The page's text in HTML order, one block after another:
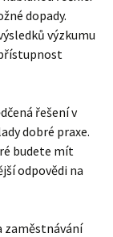
dopady.
výzkumu
řešení v
dobré praxe.
budete mít
odpovědi na
zaměstnávání